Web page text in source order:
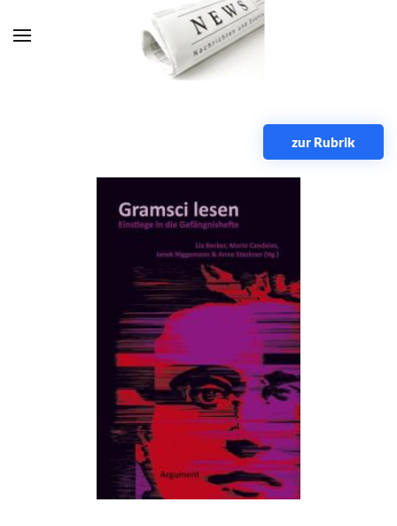
Zum Hauptinhalt springen
zur Rubrik